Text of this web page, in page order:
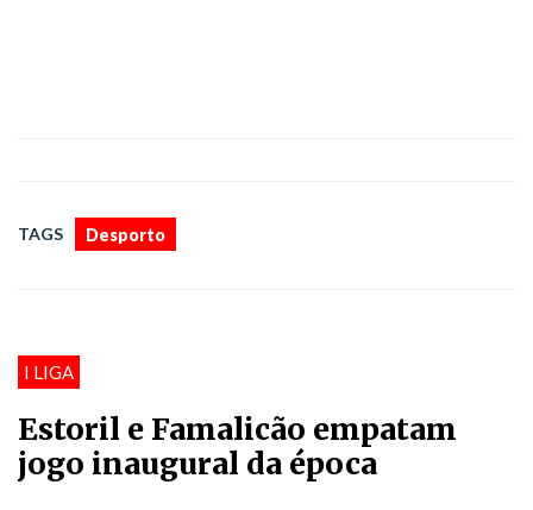
TAGS Desporto
I LIGA
Estoril e Famalicão empatam
jogo inaugural da época